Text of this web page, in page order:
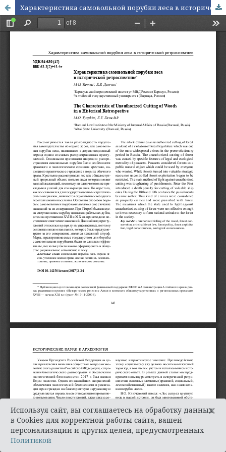
Характеристика самовольной порубки леса в исторической ретроспективе
Используя сайт, вы соглашаетесь на обработку данных
в Cookies для корректной работы сайта, вашей
персонализации и других целей, предусмотренных
Политикой
×